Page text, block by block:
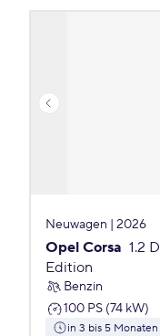
Neuwagen | 2026
Opel Corsa 1.2
Edition
Benzin
100 PS (74 kW)
in 3 bis 5 Monaten